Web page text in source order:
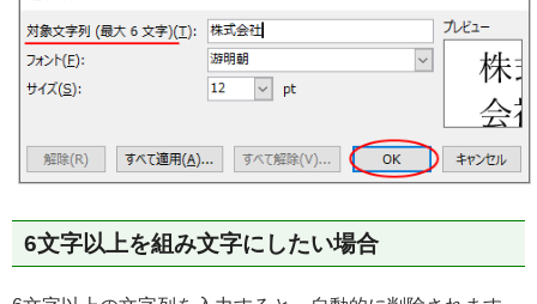
6文字以上を組み文字にしたい場合